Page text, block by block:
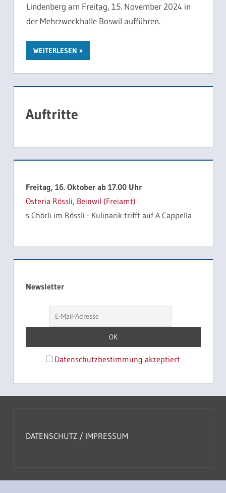
Lindenberg am Freitag, 15. November 2024 in
der Mehrzweckhalle Boswil aufführen.
WEITERLESEN
Auftritte
Freitag, 16. Oktober ab 17.00 Uhr
Osteria Rössli, Beinwil (Freiamt)
s Chörli im Rössli - Kulinarik trifft auf A Cappella
Newsletter
Datenschutzbestimmung akzeptiert
DATENSCHUTZ / IMPRESSUM